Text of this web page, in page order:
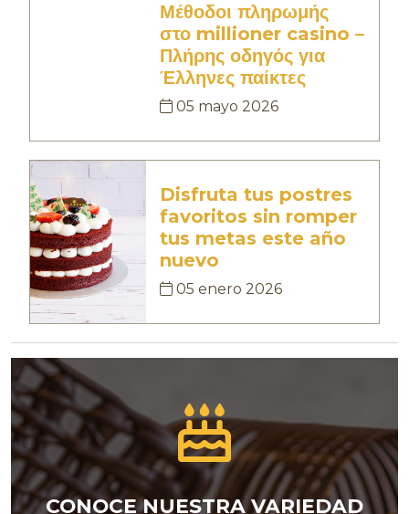
Μέθοδοι πληρωμής
στο millioner casino –
Πλήρης οδηγός για
Έλληνες παίκτες
05 mayo 2026
Disfruta tus postres
favoritos sin romper
tus metas este año
nuevo
05 enero 2026
CONOCE NUESTRA VARIEDAD